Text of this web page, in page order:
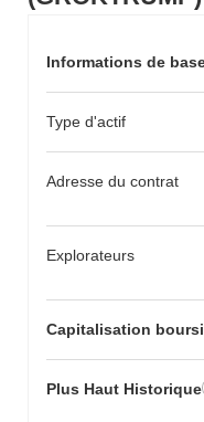
Informations de
Type d'actif
Adresse du contrat
Explorateurs
Capitalisation
Plus Haut Historique